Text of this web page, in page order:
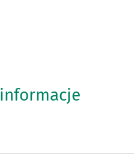
informacje